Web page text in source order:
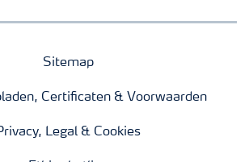
Sitemap
Certificaten & Voorwaarden
Legal & Cookies